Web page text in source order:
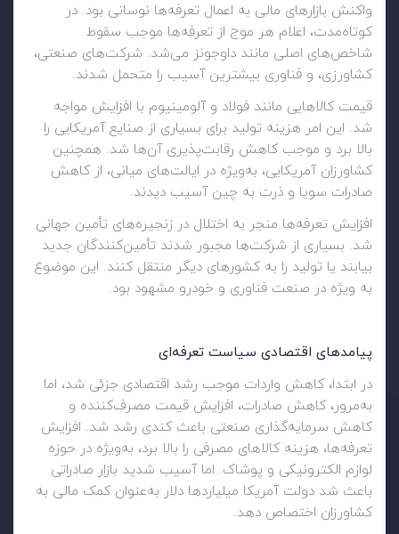
واکنش بازارهای مالی به اعمال تعرفه‌ها نوسانی بود. در
کوتاه‌مدت، اعلام هر موج از تعرفه‌ها موجب سقوط
شاخص‌های اصلی مانند داوجونز می‌شد. شرکت‌های صنعتی،
کشاورزی، و فناوری بیشترین آسیب را متحمل شدند.
قیمت کالاهایی مانند فولاد و آلومینیوم با افزایش مواجه
شد. این امر هزینه تولید برای بسیاری از صنایع آمریکایی را
بالا برد و موجب کاهش رقابت‌پذیری آن‌ها شد. همچنین
کشاورزان آمریکایی، به‌ویژه در ایالت‌های میانی، از کاهش
صادرات سویا و ذرت به چین آسیب دیدند.
افزایش تعرفه‌ها منجر به اختلال در زنجیره‌های تأمین جهانی
شد. بسیاری از شرکت‌ها مجبور شدند تأمین‌کنندگان جدید
بیابند یا تولید را به کشورهای دیگر منتقل کنند. این موضوع
به ویژه در صنعت فناوری و خودرو مشهود بود.
پیامدهای اقتصادی سیاست تعرفه‌ای
در ابتدا، کاهش واردات موجب رشد اقتصادی جزئی شد، اما
به‌مرور، کاهش صادرات، افزایش قیمت مصرف‌کننده و
کاهش سرمایه‌گذاری صنعتی باعث کندی رشد شد. افزایش
تعرفه‌ها، هزینه کالاهای مصرفی را بالا برد، به‌ویژه در حوزه
لوازم الکترونیکی و پوشاک. اما آسیب شدید بازار صادراتی
باعث شد دولت آمریکا میلیاردها دلار به‌عنوان کمک مالی به
کشاورزان اختصاص دهد.